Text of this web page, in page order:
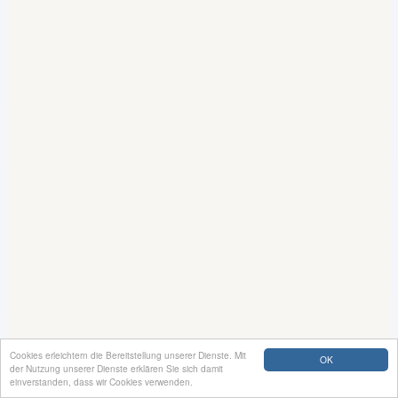
OK
Cookies erleichtern die Bereitstellung unserer Dienste. Mit
der Nutzung unserer Dienste erklären Sie sich damit
einverstanden, dass wir Cookies verwenden.